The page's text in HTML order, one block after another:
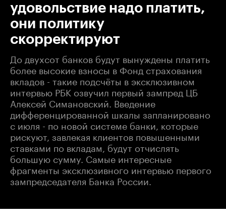
удовольствие надо платить,
они политику
скорректируют
До двухсот банков будут вынуждены платить
более высокие взносы в Фонд страхования
вкладов - такие подсчёты в эксклюзивном
интервью РБК озвучил первый зампред ЦБ
Алексей Симановский. Введение
дифференцированной шкалы запланировано
с июля - по новой системе банки, которые
рискуют, завлекая клиентов повышенными
ставками по вкладам, будут отчислять
большую сумму. Самые интересные
фрагменты эксклюзивного интервью первого
зампредседателя Банка России.